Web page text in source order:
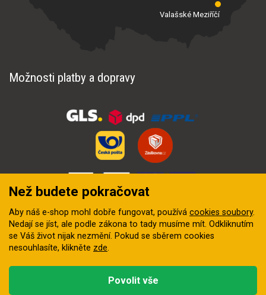
Valašské Meziříčí
Možnosti platby a dopravy
digitální agentura FEO
Než budete pokračovat
Aby náš e-shop mohl dobře fungovat, používá cookies soubory.
Nedají se jíst, ale podle zákona to tady musíme mít. Odkliknutím
se Váš život nijak nezmění. Pokud se sběrem cookies
nesouhlasíte, klikněte zde.
Povolit vše